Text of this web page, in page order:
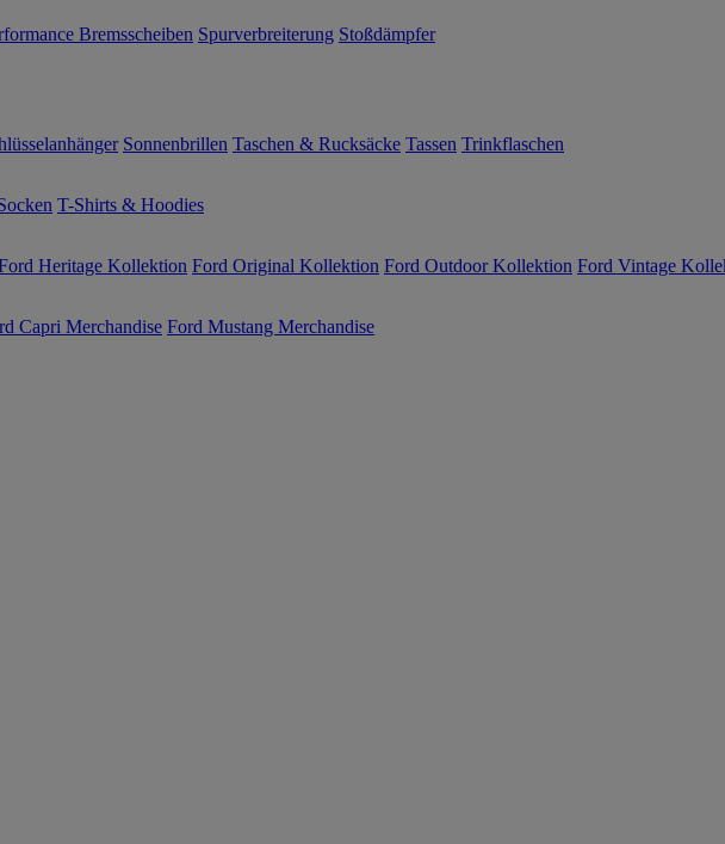
Bremsscheiben Spurverbreiterung Stoßdämpfer
Sonnenbrillen Taschen & Rucksäcke Tassen Trinkflaschen
T-Shirts & Hoodies
Heritage Kollektion Ford Original Kollektion Ford Outdoor Kollektion Ford Vintage
Capri Merchandise Ford Mustang Merchandise